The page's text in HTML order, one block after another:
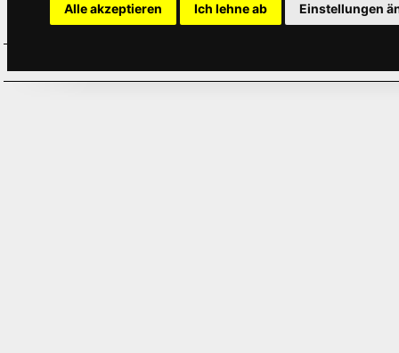
Alle akzeptieren Ich lehne ab Einstellungen